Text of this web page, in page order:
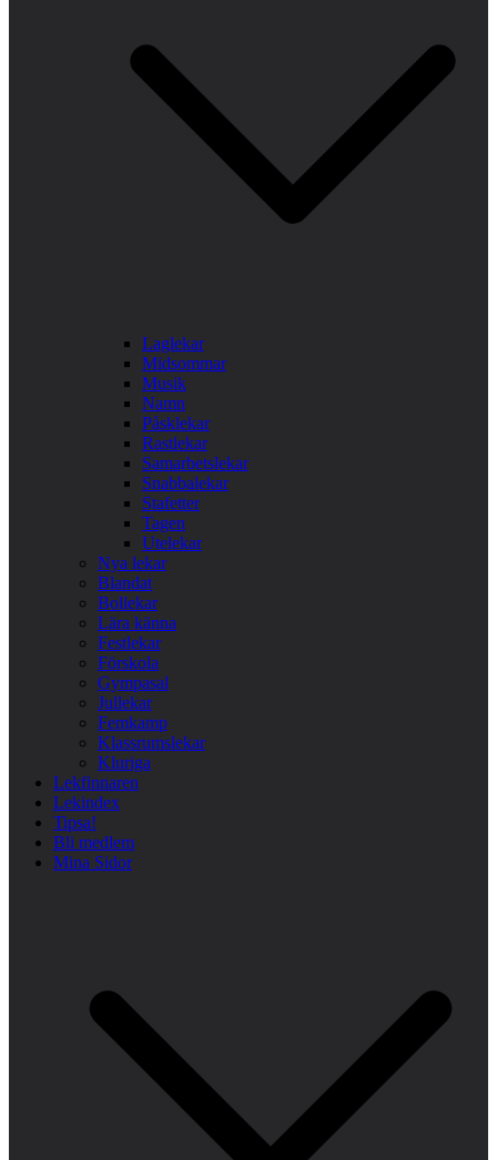
Laglekar
Midsommar
Musik
Namn
Påsklekar
Rastlekar
Samarbetslekar
Snabbalekar
Stafetter
Tagen
Utelekar
Nya lekar
Blandat
Bollekar
Lära känna
Festlekar
Förskola
Gympasal
Jullekar
Femkamp
Klassrumslekar
Kluriga
Lekfinnaren
Lekindex
Tipsa!
Bli medlem
Mina Sidor